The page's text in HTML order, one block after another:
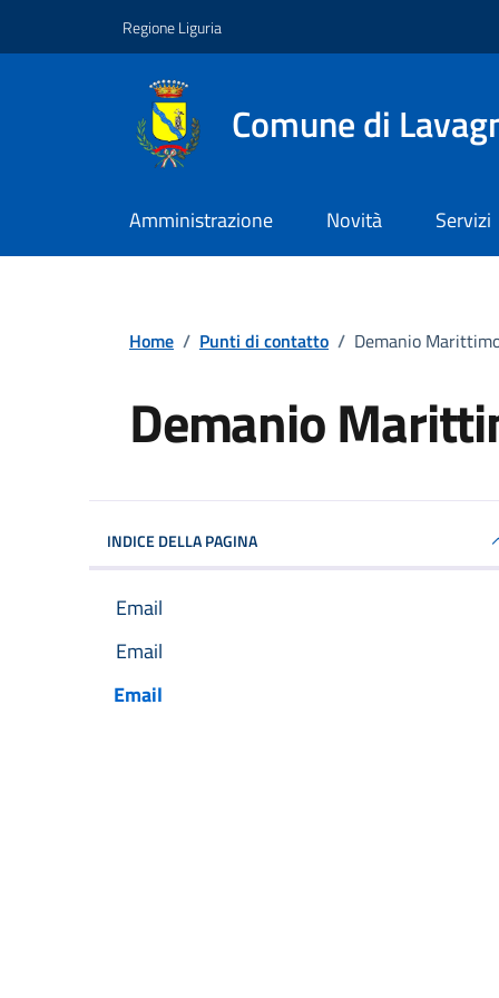
Regione Liguria
Comune di
Amministrazione Novità Servizi
Home / Punti di contatto / Demanio
Demanio
Punto di contatto
INDICE DELLA PAGINA
Email
Email
Email